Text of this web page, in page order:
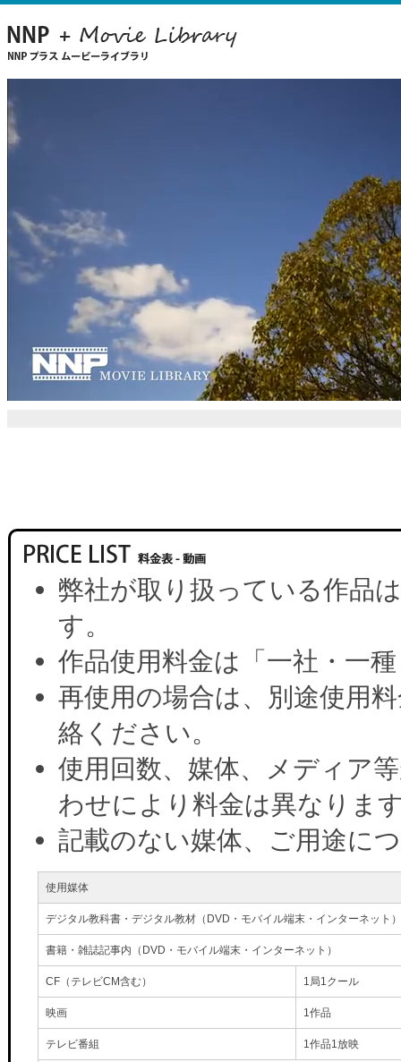
弊社が取り扱っている作品
す。
作品使用料金は「一社・一
再使用の場合は、別途使用
絡ください。
使用回数、媒体、メディア
わせにより料金は異なりま
記載のない媒体、ご用途に
使用媒体
デジタル教科書・デジタル教材（DVD・モバイル端末・インターネット）
書籍・雑誌記事内（DVD・モバイル端末・インターネット）
CF（テレビCM含む） 1局1クール
映画 1作品
テレビ番組 1作品1放映